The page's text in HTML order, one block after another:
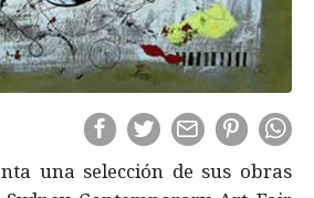
una selección de sus obras